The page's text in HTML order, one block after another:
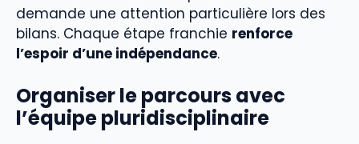
demande une attention particulière lors des
bilans. Chaque étape franchie renforce
l’espoir d’une indépendance.
Organiser le parcours avec
l’équipe pluridisciplinaire